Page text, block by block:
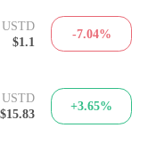
USTD
$1.1
-7.04%
USTD
$15.83
+3.65%